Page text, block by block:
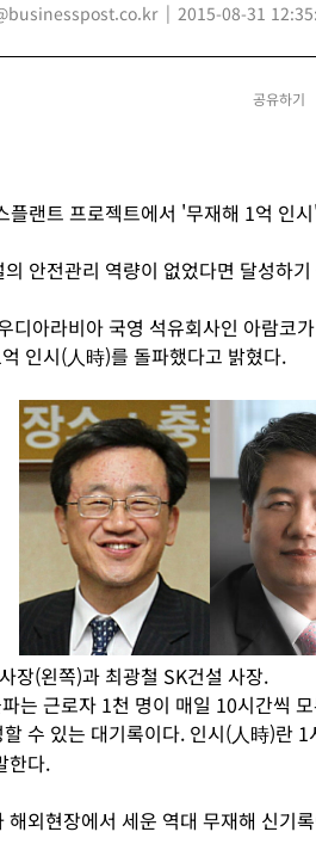
2015-08-31
공유하기
플랜트 프로젝트에서 '무재해 1억 인
안전관리 역량이 없었다면 달성하
디아라비아 국영 석유회사인 아람코
인시(人時)를 돌파했다고 밝혔다.
장(왼쪽)과 최광철 SK건설 사장.
는 근로자 1천 명이 매일 10시간씩
수 있는 대기록이다. 인시(人時)란
한다.
해외현장에서 세운 역대 무재해 신기